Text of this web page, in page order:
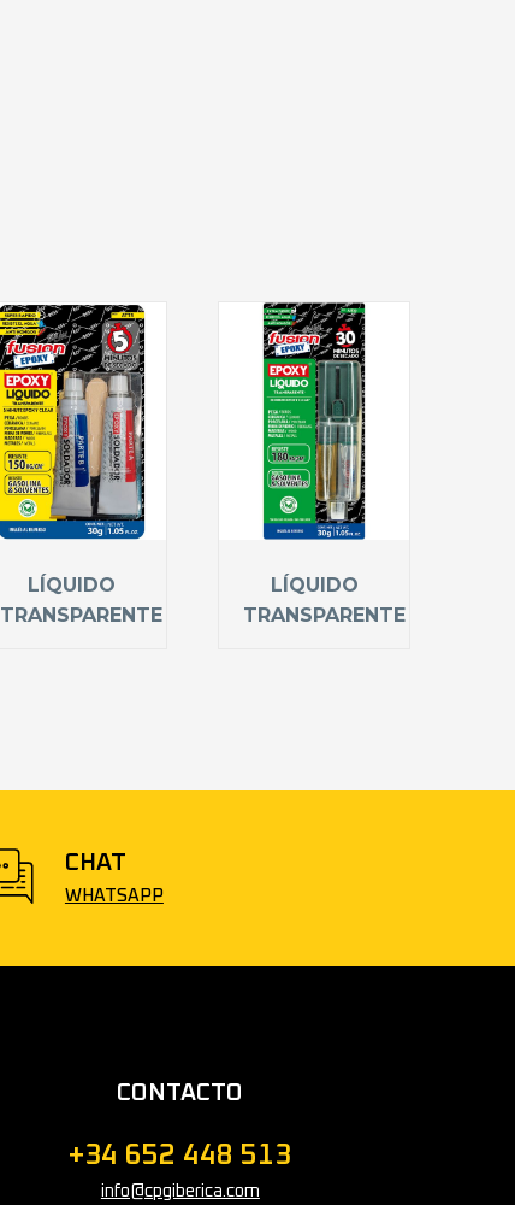
LÍQUIDO
TRANSPARENTE
LÍQUIDO
TRANSPARENTE
CHAT
WHATSAPP
CONTACTO
+34 652 448 513
info@cpgiberica.com